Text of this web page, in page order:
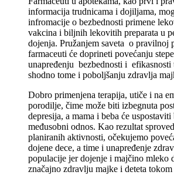
informacija trudnicama i dojiljama,
infromacije o bezbednosti primene
vakcina i biljnih lekovitih preparata u
dojenja. Pružanjem saveta o pravilnoj
farmaceuti će doprineti povećanju
unapređenju bezbednosti i efikasnosti
shodno tome i poboljšanju zdravlja
Dobro primenjena terapija, utiče i na
porodilje, čime može biti izbegnuta
depresija, a mama i beba će
međusobni odnos. Kao rezultat
planiranih aktivnosti, očekujemo
dojene dece, a time i unapređenje
populacije jer dojenje i majčino mleko
značajno zdravlju majke i deteta